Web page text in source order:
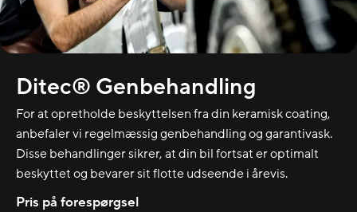
Ditec® Genbehandling
For at opretholde beskyttelsen fra din keramisk coating,
anbefaler vi regelmæssig genbehandling og garantivask.
Disse behandlinger sikrer, at din bil fortsat er optimalt
beskyttet og bevarer sit flotte udseende i årevis.
Pris på forespørgsel